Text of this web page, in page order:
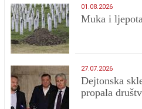
01.08.2026
Muka i
27.07.2026
Dejtonska
propala